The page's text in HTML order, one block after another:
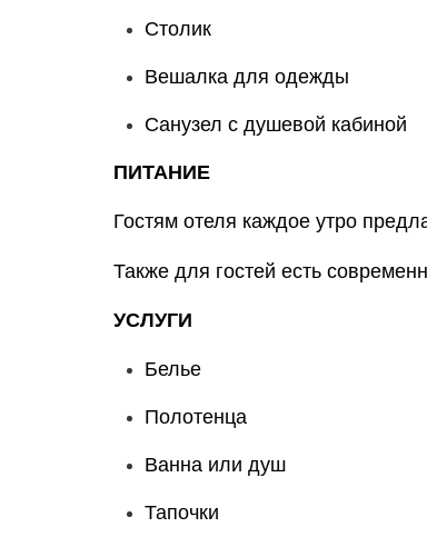
Столик
Вешалка для одежды
Санузел с душевой кабиной
ПИТАНИЕ
Гостям отеля каждое утро
Также для гостей есть
УСЛУГИ
Белье
Полотенца
Ванна или душ
Тапочки